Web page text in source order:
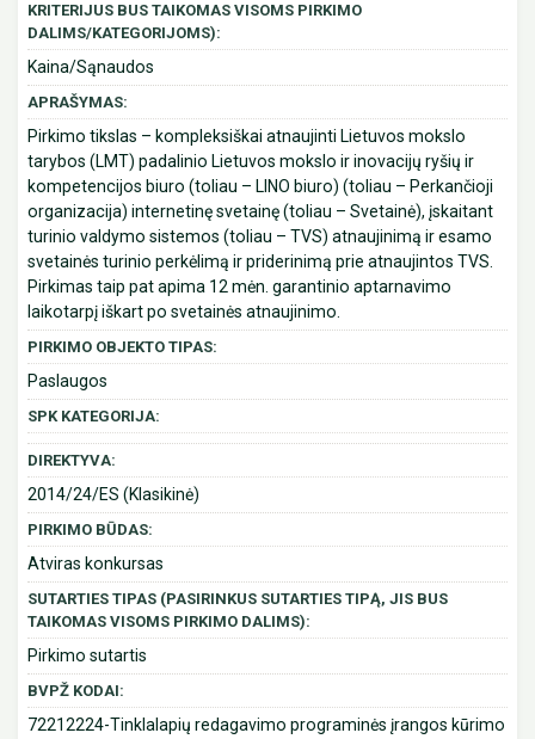
KRITERIJUS BUS TAIKOMAS VISOMS PIRKIMO
DALIMS/KATEGORIJOMS):
Kaina/Sąnaudos
APRAŠYMAS:
Pirkimo tikslas – kompleksiškai atnaujinti Lietuvos mokslo
tarybos (LMT) padalinio Lietuvos mokslo ir inovacijų ryšių ir
kompetencijos biuro (toliau – LINO biuro) (toliau – Perkančioji
organizacija) internetinę svetainę (toliau – Svetainė), įskaitant
turinio valdymo sistemos (toliau – TVS) atnaujinimą ir esamo
svetainės turinio perkėlimą ir priderinimą prie atnaujintos TVS.
Pirkimas taip pat apima 12 mėn. garantinio aptarnavimo
laikotarpį iškart po svetainės atnaujinimo.
PIRKIMO OBJEKTO TIPAS:
Paslaugos
SPK KATEGORIJA:
DIREKTYVA:
2014/24/ES (Klasikinė)
PIRKIMO BŪDAS:
Atviras konkursas
SUTARTIES TIPAS (PASIRINKUS SUTARTIES TIPĄ, JIS BUS
TAIKOMAS VISOMS PIRKIMO DALIMS):
Pirkimo sutartis
BVPŽ KODAI:
72212224-Tinklalapių redagavimo programinės įrangos kūrimo